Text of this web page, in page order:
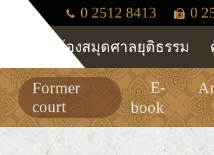
0 2512 8413 0
ห้องสมุดศาลยุติธรรม
Former
court
E-
book